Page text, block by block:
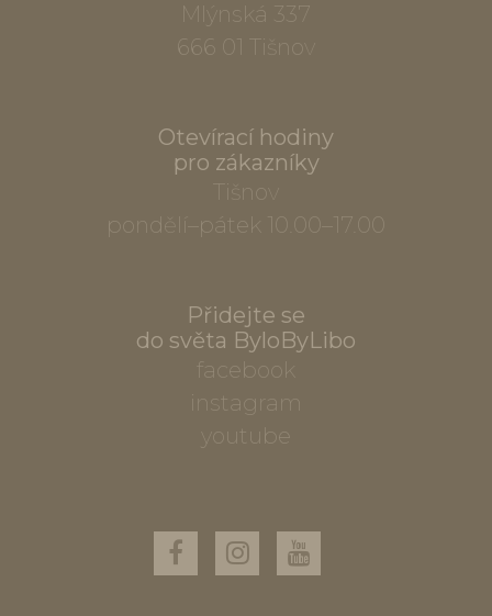
Mlýnská 337
666 01 Tišnov
Otevírací hodiny
pro zákazníky
Tišnov
pondělí–pátek 10.00–17.00
Přidejte se
do světa ByloByLibo
facebook
instagram
youtube